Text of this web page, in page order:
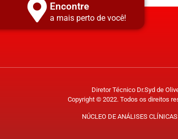
Encontre
a mais perto de você!
Diretor Técnico Dr.Syd de
Copyright © 2022. Todos os direitos
NÚCLEO DE ANÁLISES